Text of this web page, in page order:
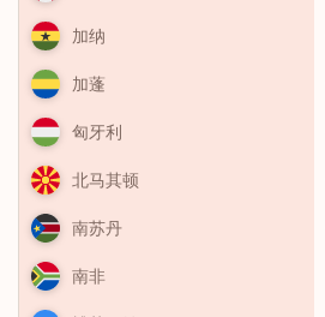
加纳
加蓬
匈牙利
北马其顿
南苏丹
南非